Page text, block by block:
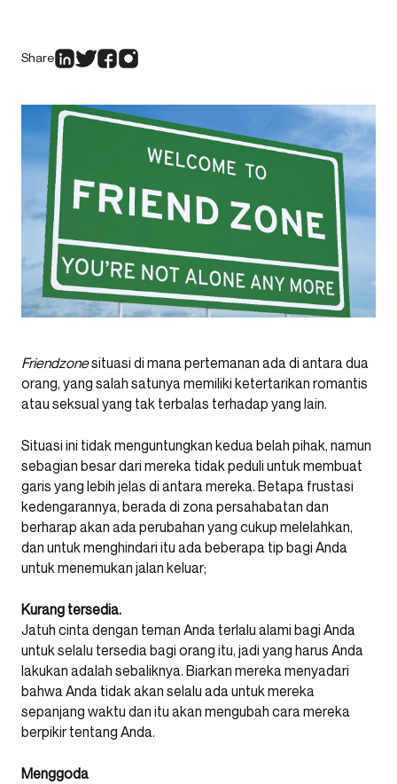
Share
Friendzonesituasi di mana pertemanan ada di antara dua
orang, yang salah satunya memiliki ketertarikan romantis
atau seksual yang tak terbalas terhadap yang lain.
Situasi ini tidak menguntungkan kedua belah pihak, namun
sebagian besar dari mereka tidak peduli untuk membuat
garis yang lebih jelas di antara mereka. Betapa frustasi
kedengarannya, berada di zona persahabatan dan
berharap akan ada perubahan yang cukup melelahkan,
dan untuk menghindari itu ada beberapa tip bagi Anda
untuk menemukan jalan keluar;
Kurang tersedia.
Jatuh cinta dengan teman Anda terlalu alami bagi Anda
untuk selalu tersedia bagi orang itu, jadi yang harus Anda
lakukan adalah sebaliknya. Biarkan mereka menyadari
bahwa Anda tidak akan selalu ada untuk mereka
sepanjang waktu dan itu akan mengubah cara mereka
berpikir tentang Anda.
Menggoda